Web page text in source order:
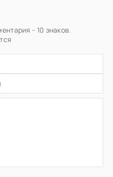
- 10 знаков.